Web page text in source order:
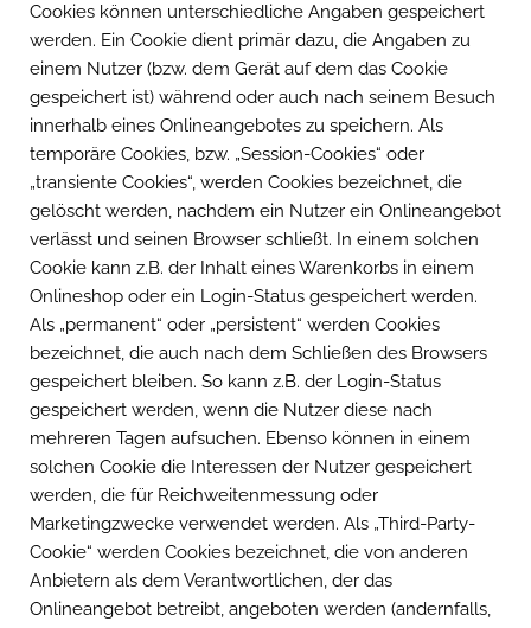
Cookies können unterschiedliche Angaben gespeichert
werden. Ein Cookie dient primär dazu, die Angaben zu
einem Nutzer (bzw. dem Gerät auf dem das Cookie
gespeichert ist) während oder auch nach seinem Besuch
innerhalb eines Onlineangebotes zu speichern. Als
temporäre Cookies, bzw. „Session-Cookies“ oder
„transiente Cookies“, werden Cookies bezeichnet, die
gelöscht werden, nachdem ein Nutzer ein Onlineangebot
verlässt und seinen Browser schließt. In einem solchen
Cookie kann z.B. der Inhalt eines Warenkorbs in einem
Onlineshop oder ein Login-Status gespeichert werden.
Als „permanent“ oder „persistent“ werden Cookies
bezeichnet, die auch nach dem Schließen des Browsers
gespeichert bleiben. So kann z.B. der Login-Status
gespeichert werden, wenn die Nutzer diese nach
mehreren Tagen aufsuchen. Ebenso können in einem
solchen Cookie die Interessen der Nutzer gespeichert
werden, die für Reichweitenmessung oder
Marketingzwecke verwendet werden. Als „Third-Party-
Cookie“ werden Cookies bezeichnet, die von anderen
Anbietern als dem Verantwortlichen, der das
Onlineangebot betreibt, angeboten werden (andernfalls,